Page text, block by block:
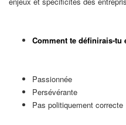
Comment te définirais-tu
Passionnée
Persévérante
Pas politiquement correcte